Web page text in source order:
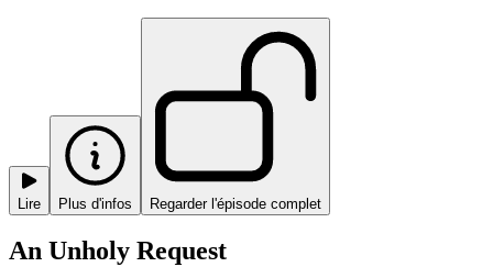
Lire Plus d'infos Regarder l'épisode complet
An Unholy Request